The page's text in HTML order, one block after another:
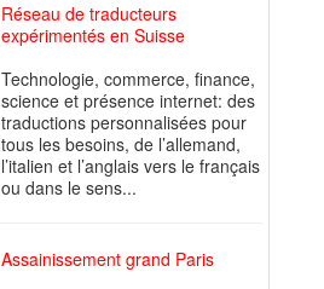
Réseau de traducteurs
expérimentés en Suisse
Technologie, commerce, finance,
science et présence internet: des
traductions personnalisées pour
tous les besoins, de l’allemand,
l’italien et l’anglais vers le français
ou dans le sens...
Assainissement grand Paris